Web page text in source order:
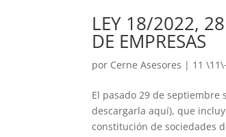
LEY 18/2022, 28
DE EMPRESAS
por Cerne Asesores | 11
El pasado 29 de septiembre
descargarla aquí), que
constitución de sociedades